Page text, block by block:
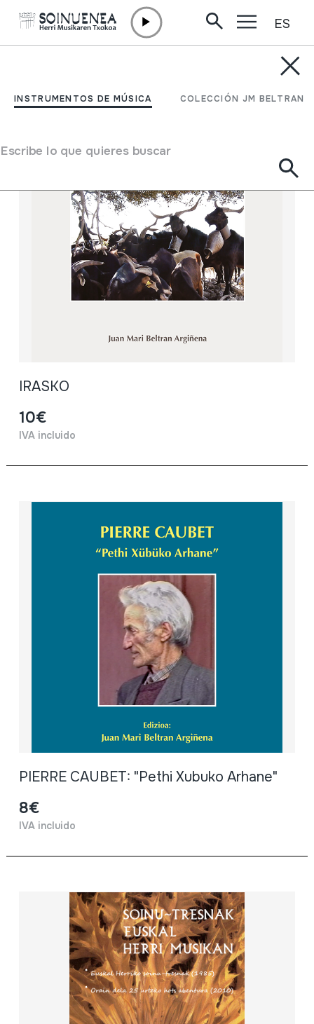
INSTRUMENTOS DE MÚSICA COLECCIÓN JM BELTRAN
Escribe lo que quieres buscar
ES
DVD
IRASKO
10€
IVA incluido
PIERRE CAUBET: "Pethi Xubuko Arhane"
8€
IVA incluido